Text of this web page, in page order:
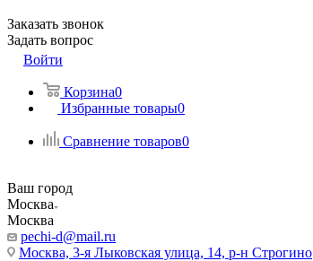
Заказать звонок
Задать вопрос
Войти
Корзина0
Избранные товары0
Сравнение товаров0
Ваш город
Москва
Москва
pechi-d@mail.ru
Москва, 3-я Лыковская улица, 14, р-н Строгино